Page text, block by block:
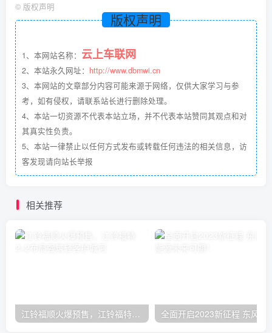
© 版权声明
版权声明
1、本网站名称： 云上车联网
2、本站永久网址： http://www.dbmwi.cn
3、本网站的文章部分内容可能来源于网络，仅供大家学习与参
考，如有侵权，请联系站长进行删除处理。
4、本站一切资源不代表本站立场，并不代表本站赞同其观点和对
其真实性负责。
5、本站一律禁止以任何方式发布或转载任何违法的相关信息，访
客发现请向站长举报
相关推荐
江铃福顺火爆预售，江铃福特2+2布局强筑轻客护城河